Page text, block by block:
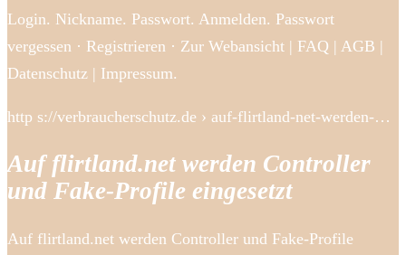
Login. Nickname. Passwort. Anmelden. Passwort
vergessen · Registrieren · Zur Webansicht | FAQ | AGB |
Datenschutz | Impressum.
http s://verbraucherschutz.de › auf-flirtland-net-werden-…
Auf flirtland.net werden Controller
und Fake-Profile eingesetzt
Auf flirtland.net werden Controller und Fake-Profile